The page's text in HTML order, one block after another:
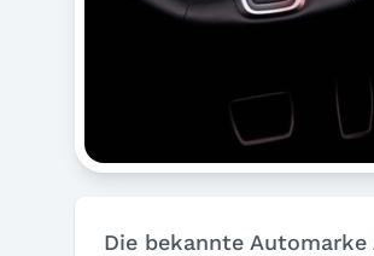
Die bekannte